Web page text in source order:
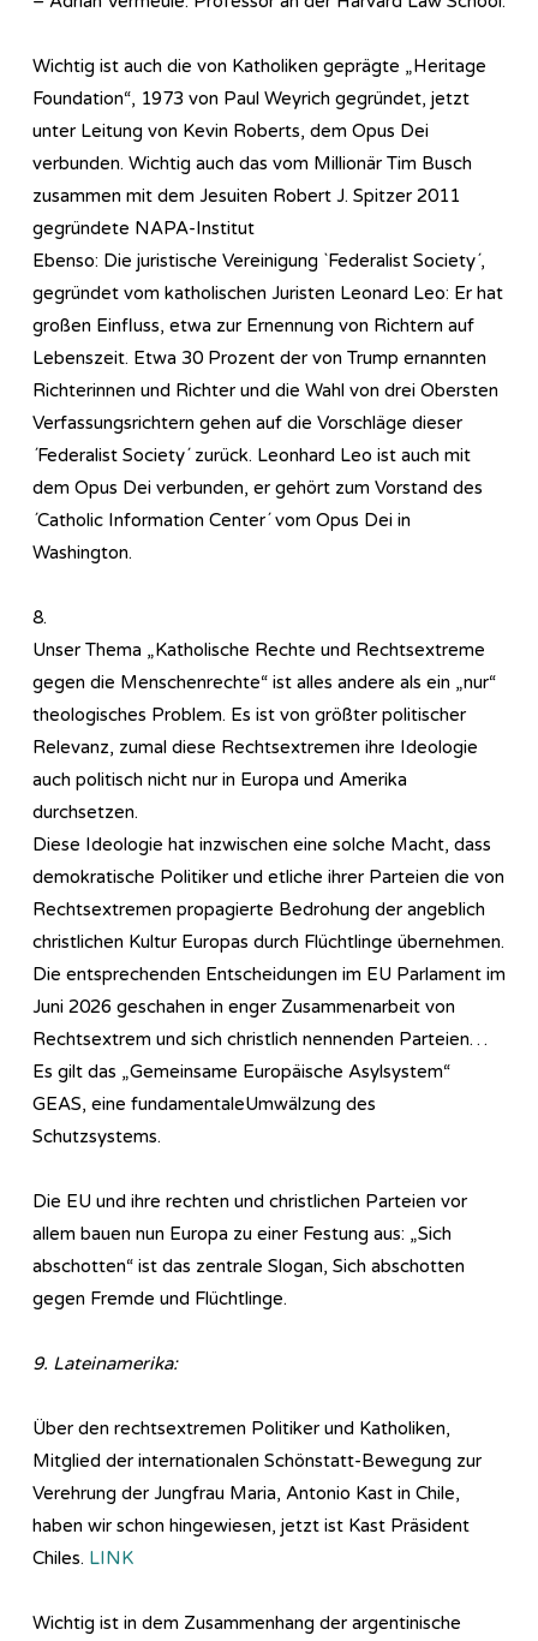
Wichtig ist auch die von Katholiken geprägte „Heritage
Foundation“, 1973 von Paul Weyrich gegründet, jetzt
unter Leitung von Kevin Roberts, dem Opus Dei
verbunden. Wichtig auch das vom Millionär Tim Busch
zusammen mit dem Jesuiten Robert J. Spitzer 2011
gegründete NAPA-Institut
Ebenso: Die juristische Vereinigung `Federalist Society´,
gegründet vom katholischen Juristen Leonard Leo: Er hat
großen Einfluss, etwa zur Ernennung von Richtern auf
Lebenszeit. Etwa 30 Prozent der von Trump ernannten
Richterinnen und Richter und die Wahl von drei Obersten
Verfassungsrichtern gehen auf die Vorschläge dieser
´Federalist Society´ zurück. Leonhard Leo ist auch mit
dem Opus Dei verbunden, er gehört zum Vorstand des
´Catholic Information Center´ vom Opus Dei in
Washington.
8.
Unser Thema „Katholische Rechte und Rechtsextreme
gegen die Menschenrechte“ ist alles andere als ein „nur“
theologisches Problem. Es ist von größter politischer
Relevanz, zumal diese Rechtsextremen ihre Ideologie
auch politisch nicht nur in Europa und Amerika
durchsetzen.
Diese Ideologie hat inzwischen eine solche Macht, dass
demokratische Politiker und etliche ihrer Parteien die von
Rechtsextremen propagierte Bedrohung der angeblich
christlichen Kultur Europas durch Flüchtlinge übernehmen.
Die entsprechenden Entscheidungen im EU Parlament im
Juni 2026 geschahen in enger Zusammenarbeit von
Rechtsextrem und sich christlich nennenden Parteien…
Es gilt das „Gemeinsame Europäische Asylsystem“
GEAS, eine fundamentaleUmwälzung des
Schutzsystems.
Die EU und ihre rechten und christlichen Parteien vor
allem bauen nun Europa zu einer Festung aus: „Sich
abschotten“ ist das zentrale Slogan, Sich abschotten
gegen Fremde und Flüchtlinge.
9. Lateinamerika:
Über den rechtsextremen Politiker und Katholiken,
Mitglied der internationalen Schönstatt-Bewegung zur
Verehrung der Jungfrau Maria, Antonio Kast in Chile,
haben wir schon hingewiesen, jetzt ist Kast Präsident
Chiles. LINK
Wichtig ist in dem Zusammenhang der argentinische